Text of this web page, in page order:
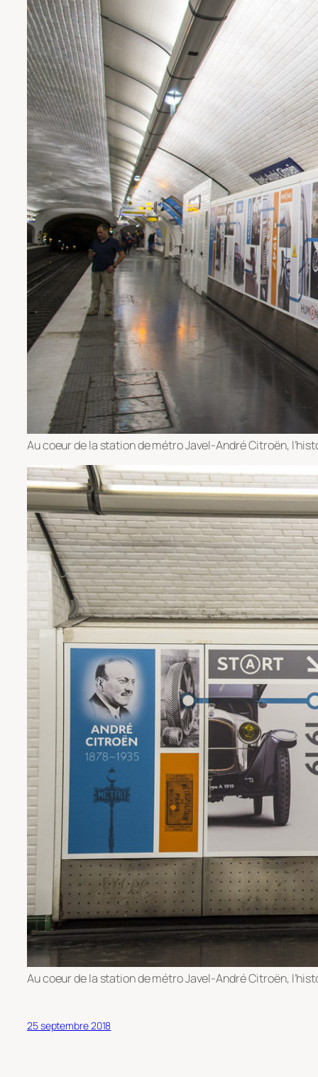
Au coeur de la station de métro Javel-André Citroën,
Au coeur de la station de métro Javel-André Citroën,
25 septembre 2018